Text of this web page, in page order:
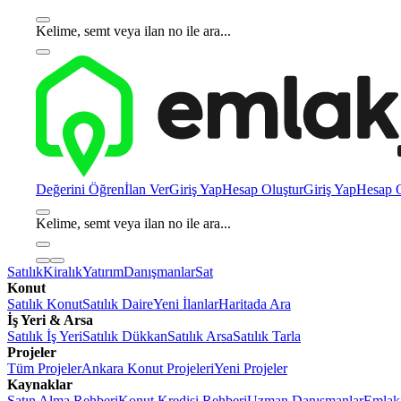
Kelime, semt veya ilan no ile ara...
Değerini Öğrenİlan VerGiriş YapHesap OluşturGiriş YapHesap
Kelime, semt veya ilan no ile ara...
SatılıkKiralıkYatırımDanışmanlarSat
Konut
Satılık KonutSatılık DaireYeni İlanlarHaritada Ara
İş Yeri & Arsa
Satılık İş YeriSatılık DükkanSatılık ArsaSatılık Tarla
Projeler
Tüm ProjelerAnkara Konut ProjeleriYeni Projeler
Kaynaklar